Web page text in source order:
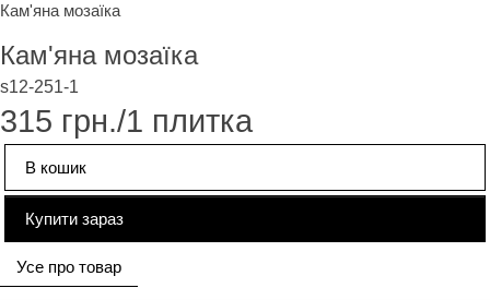
Кам'яна мозаїка
Кам'яна мозаїка
s12-251-1
315 грн./1 плитка
В кошик
Купити зараз
Усе про товар